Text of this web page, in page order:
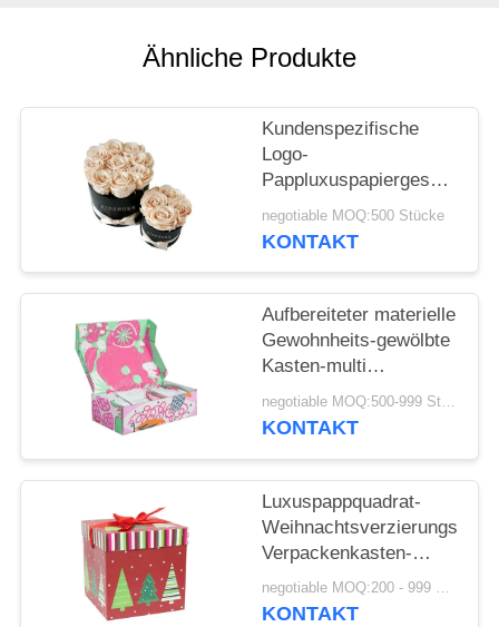
Ähnliche Produkte
Kundenspezifische
Logo-
runde Form für Blume
negotiable MOQ:500 Stücke
KONTAKT
Aufbereiteter materielle
Gewohnheits-gewölbte
Kasten-multi
Farbauftritt
negotiable MOQ:500-999 Stücke
KONTAKT
Luxuspappquadrat-
Weihnachtsverzierungs-
Verpackenkasten-
kundenspezifisches
Logo-Drucken
negotiable MOQ:200 - 999 Stücke
KONTAKT